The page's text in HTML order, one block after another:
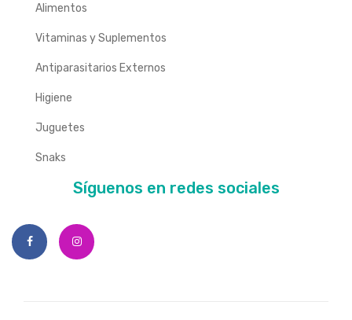
Alimentos
Vitaminas y Suplementos
Antiparasitarios Externos
Higiene
Juguetes
Snaks
Síguenos en redes sociales